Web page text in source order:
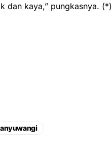
dan kaya,” pungkasnya. (*)